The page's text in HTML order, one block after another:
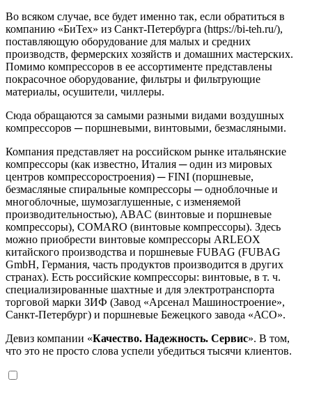
Во всяком случае, все будет именно так, если обратиться в
компанию «БиТех» из Санкт-Петербурга (https://bi-teh.ru/),
поставляющую оборудование для малых и средних
производств, фермерских хозяйств и домашних мастерских.
Помимо компрессоров в ее ассортименте представлены
покрасочное оборудование, фильтры и фильтрующие
материалы, осушители, чиллеры.
Сюда обращаются за самыми разными видами воздушных
компрессоров ─ поршневыми, винтовыми, безмасляными.
Компания представляет на российском рынке итальянские
компрессоры (как известно, Италия ─ один из мировых
центров компрессоростроения) ─ FINI (поршневые,
безмасляные спиральные компрессоры ─ одноблочные и
многоблочные, шумозаглушенные, с изменяемой
производительностью), ABAC (винтовые и поршневые
компрессоры), COMARO (винтовые компрессоры). Здесь
можно приобрести винтовые компрессоры ARLEOX
китайского производства и поршневые FUBAG (FUBAG
GmbH, Германия, часть продуктов производится в других
странах). Есть российские компрессоры: винтовые, в т. ч.
специализированные шахтные и для электротранспорта
торговой марки ЗИФ (Завод «Арсенал Машиностроение»,
Санкт-Петербург) и поршневые Бежецкого завода «АСО».
Девиз компании «Качество. Надежность. Сервис». В том,
что это не просто слова успели убедиться тысячи клиентов.